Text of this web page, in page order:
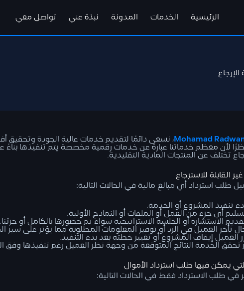
الرئيسية الخدمات المدونة نبذة عني تواصل معي
Mohamad، نسعى دائمًا لتقديم خدمات عالية الجودة وتحقيق
لأن معظم خدماتنا عبارة عن خدمات رقمية مخصصة يتم تنفيذها
تختلف عن المنتجات المادية التقليدية.
طلب استرداد أي مبالغ مالية في الحالات التالية:
تنفيذ المشروع أو الخدمة.
أي جزء من العمل أو الملفات أو النماذج الأولية.
الاستشارة أو الجلسة الاستراتيجية سواء تم حضورها بالكامل أو جزئيًا.
تأخر العميل في الرد أو توفير المعلومات المطلوبة مما يؤثر على سير
العميل إيقاف المشروع أو تغيير خطته بعد بدء التنفيذ.
تحقق الخدمة النتائج المتوقعة من وجهة نظر العميل رغم تنفيذها وفق
في طلب الاسترداد فقط في الحالات التالية: